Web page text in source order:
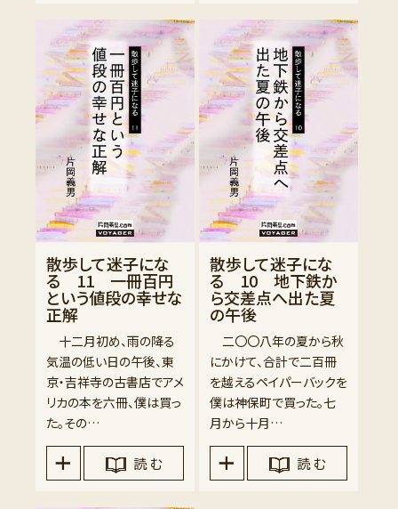
散歩して迷子にな
る 11 一冊百円
という値段の幸せな
正解
十二月初め、雨の降る
気温の低い日の午後、東
京・吉祥寺の古書店でアメ
リカの本を六冊、僕は買っ
た。その…
読 む
散歩して迷子にな
る 10 地下鉄か
ら交差点へ出た夏
の午後
二〇〇八年の夏から秋
にかけて、合計で二百冊
を越えるペイパーバックを
僕は神保町で買った。七
月から十月…
読 む